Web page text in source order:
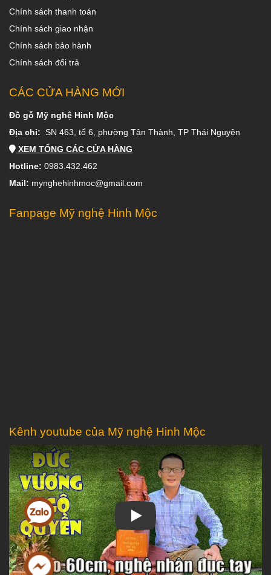
Chính sách thanh toán
Chính sách giao nhận
Chính sách bảo hành
Chính sách đổi trả
CÁC CỬA HÀNG MỚI
Đồ gỗ Mỹ nghệ Hinh Mộc
Địa chỉ: SN 463, tổ 6, phường Tân Thành, TP Thái Nguyên
XEM TỔNG CÁC CỬA HÀNG
Hotline: 0983.432.462
Mail: mynghehinhmoc@gmail.com
Fanpage Mỹ nghệ Hinh Mộc
Kênh youtube của Mỹ nghệ Hinh Mộc
Play